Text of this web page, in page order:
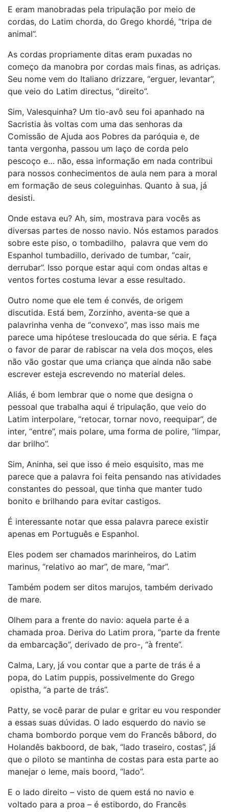
E eram manobradas pela tripulação por meio de
cordas, do Latim chorda, do Grego khordé, “tripa de
animal”.
As cordas propriamente ditas eram puxadas no
começo da manobra por cordas mais finas, as adriças.
Seu nome vem do Italiano drizzare, “erguer, levantar”,
que veio do Latim directus, “direito”.
Sim, Valesquinha? Um tio-avô seu foi apanhado na
Sacristia às voltas com uma das senhoras da
Comissão de Ajuda aos Pobres da paróquia e, de
tanta vergonha, passou um laço de corda pelo
pescoço e… não, essa informação em nada contribui
para nossos conhecimentos de aula nem para a moral
em formação de seus coleguinhas. Quanto à sua, já
desisti.
Onde estava eu? Ah, sim, mostrava para vocês as
diversas partes de nosso navio. Nós estamos parados
sobre este piso, o tombadilho, palavra que vem do
Espanhol tumbadillo, derivado de tumbar, “cair,
derrubar”. Isso porque estar aqui com ondas altas e
ventos fortes costuma levar a esse resultado.
Outro nome que ele tem é convés, de origem
discutida. Está bem, Zorzinho, aventa-se que a
palavrinha venha de “convexo”, mas isso mais me
parece uma hipótese tresloucada do que séria. E faça
o favor de parar de rabiscar na vela dos moços, eles
não vão gostar que uma criança que ainda não sabe
escrever esteja escrevendo no material deles.
Aliás, é bom lembrar que o nome que designa o
pessoal que trabalha aqui é tripulação, que veio do
Latim interpolare, “retocar, tornar novo, reequipar”, de
inter, “entre”, mais polare, uma forma de polire, “limpar,
dar brilho”.
Sim, Aninha, sei que isso é meio esquisito, mas me
parece que a palavra foi feita pensando nas atividades
constantes do pessoal, que tinha que manter tudo
bonito e brilhando para evitar castigos.
É interessante notar que essa palavra parece existir
apenas em Português e Espanhol.
Eles podem ser chamados marinheiros, do Latim
marinus, “relativo ao mar”, de mare, “mar”.
Também podem ser ditos marujos, também derivado
de mare.
Olhem para a frente do navio: aquela parte é a
chamada proa. Deriva do Latim prora, “parte da frente
da embarcação”, derivado de pro-, “à frente”.
Calma, Lary, já vou contar que a parte de trás é a
popa, do Latim puppis, possivelmente do Grego
opistha, “a parte de trás”.
Patty, se você parar de pular e gritar eu vou responder
a essas suas dúvidas. O lado esquerdo do navio se
chama bombordo porque vem do Francês bâbord, do
Holandês bakboord, de bak, “lado traseiro, costas”, já
que o piloto se mantinha de costas para esta parte ao
manejar o leme, mais boord, “lado”.
E o lado direito – visto de quem está no navio e
voltado para a proa – é estibordo, do Francês